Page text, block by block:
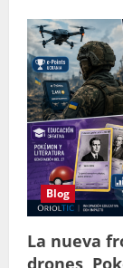
Blog
La nueva